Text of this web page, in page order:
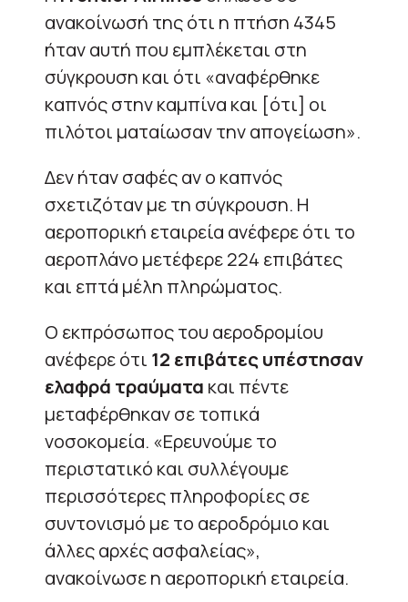
ανακοίνωσή της ότι η πτήση 4345
ήταν αυτή που εμπλέκεται στη
σύγκρουση και ότι «αναφέρθηκε
καπνός στην καμπίνα και [ότι] οι
πιλότοι ματαίωσαν την απογείωση».
Δεν ήταν σαφές αν ο καπνός
σχετιζόταν με τη σύγκρουση. Η
αεροπορική εταιρεία ανέφερε ότι το
αεροπλάνο μετέφερε 224 επιβάτες
και επτά μέλη πληρώματος.
Ο εκπρόσωπος του αεροδρομίου
ανέφερε ότι 12 επιβάτες υπέστησαν
ελαφρά τραύματα και πέντε
μεταφέρθηκαν σε τοπικά
νοσοκομεία. «Ερευνούμε το
περιστατικό και συλλέγουμε
περισσότερες πληροφορίες σε
συντονισμό με το αεροδρόμιο και
άλλες αρχές ασφαλείας»,
ανακοίνωσε η αεροπορική εταιρεία.